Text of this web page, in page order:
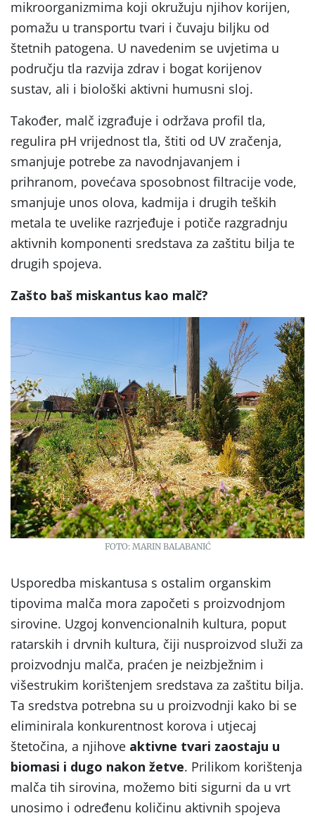
mikroorganizmima koji okružuju njihov korijen,
pomažu u transportu tvari i čuvaju biljku od
štetnih patogena. U navedenim se uvjetima u
području tla razvija zdrav i bogat korijenov
sustav, ali i biološki aktivni humusni sloj.
Također, malč izgrađuje i održava profil tla,
regulira pH vrijednost tla, štiti od UV zračenja,
smanjuje potrebe za navodnjavanjem i
prihranom, povećava sposobnost filtracije vode,
smanjuje unos olova, kadmija i drugih teških
metala te uvelike razrjeđuje i potiče razgradnju
aktivnih komponenti sredstava za zaštitu bilja te
drugih spojeva.
Zašto baš miskantus kao malč?
FOTO: MARIN BALABANIĆ
Usporedba miskantusa s ostalim organskim
tipovima malča mora započeti s proizvodnjom
sirovine. Uzgoj konvencionalnih kultura, poput
ratarskih i drvnih kultura, čiji nusproizvod služi za
proizvodnju malča, praćen je neizbježnim i
višestrukim korištenjem sredstava za zaštitu bilja.
Ta sredstva potrebna su u proizvodnji kako bi se
eliminirala konkurentnost korova i utjecaj
štetočina, a njihove aktivne tvari zaostaju u
biomasi i dugo nakon žetve. Prilikom korištenja
malča tih sirovina, možemo biti sigurni da u vrt
unosimo i određenu količinu aktivnih spojeva